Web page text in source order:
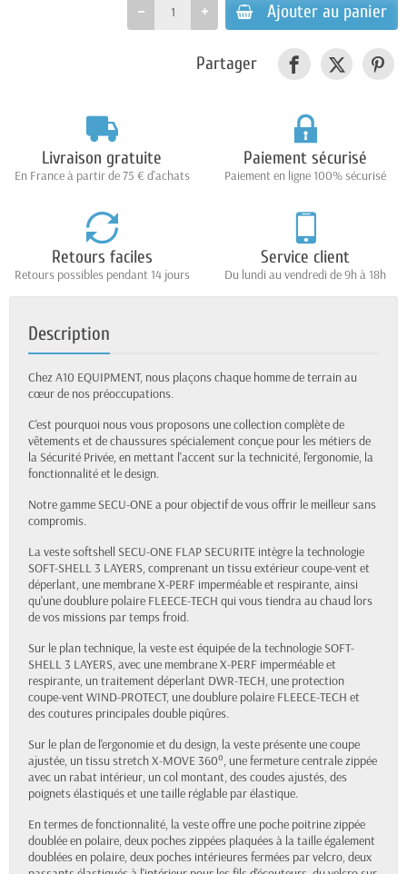
Ajouter au panier
Partager
Livraison gratuite
En France à partir de 75 € d'achats
Paiement sécurisé
Paiement en ligne 100% sécurisé
Retours faciles
Retours possibles pendant 14 jours
Service client
Du lundi au vendredi de 9h à 18h
Description
Chez A10 EQUIPMENT, nous plaçons chaque homme de terrain au
cœur de nos préoccupations.
C'est pourquoi nous vous proposons une collection complète de
vêtements et de chaussures spécialement conçue pour les métiers de
la Sécurité Privée, en mettant l'accent sur la technicité, l'ergonomie, la
fonctionnalité et le design.
Notre gamme SECU-ONE a pour objectif de vous offrir le meilleur sans
compromis.
La veste softshell SECU-ONE FLAP SECURITE intègre la technologie
SOFT-SHELL 3 LAYERS, comprenant un tissu extérieur coupe-vent et
déperlant, une membrane X-PERF imperméable et respirante, ainsi
qu'une doublure polaire FLEECE-TECH qui vous tiendra au chaud lors
de vos missions par temps froid.
Sur le plan technique, la veste est équipée de la technologie SOFT-
SHELL 3 LAYERS, avec une membrane X-PERF imperméable et
respirante, un traitement déperlant DWR-TECH, une protection
coupe-vent WIND-PROTECT, une doublure polaire FLEECE-TECH et
des coutures principales double piqûres.
Sur le plan de l'ergonomie et du design, la veste présente une coupe
ajustée, un tissu stretch X-MOVE 360°, une fermeture centrale zippée
avec un rabat intérieur, un col montant, des coudes ajustés, des
poignets élastiqués et une taille réglable par élastique.
En termes de fonctionnalité, la veste offre une poche poitrine zippée
doublée en polaire, deux poches zippées plaquées à la taille également
doublées en polaire, deux poches intérieures fermées par velcro, deux